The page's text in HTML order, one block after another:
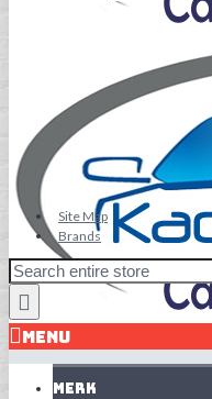
Site Map
Brands
MENU
MERK